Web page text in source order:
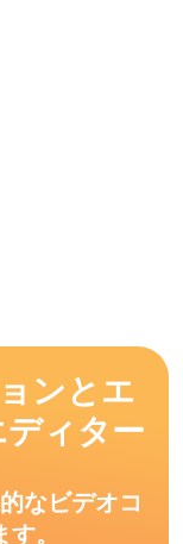
ンとエ
ィター
なビデオコ
。